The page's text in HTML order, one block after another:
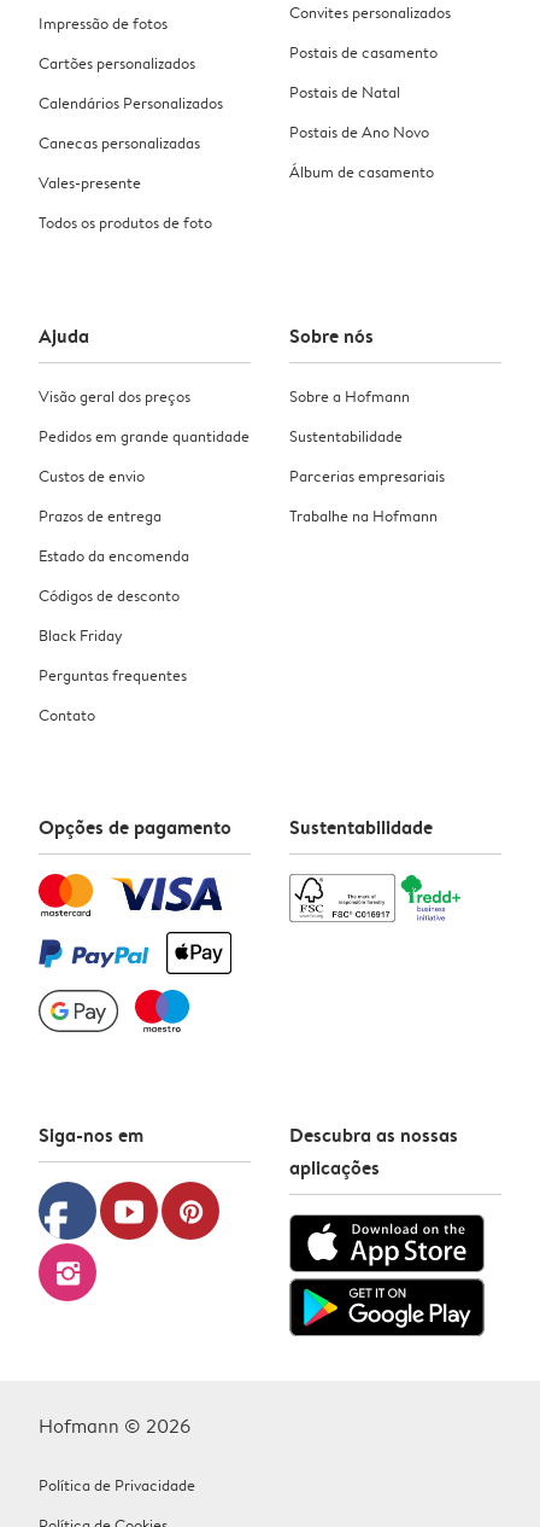
Impressão de fotos
Cartões personalizados
Calendários Personalizados
Canecas personalizadas
Vales-presente
Todos os produtos de foto
Convites personalizados
Postais de casamento
Postais de Natal
Postais de Ano Novo
Álbum de casamento
Ajuda
Visão geral dos preços
Pedidos em grande quantidade
Custos de envio
Prazos de entrega
Estado da encomenda
Códigos de desconto
Black Friday
Perguntas frequentes
Contato
Sobre nós
Sobre a Hofmann
Sustentabilidade
Parcerias empresariais
Trabalhe na Hofmann
Opções de pagamento Sustentabilidade
Siga-nos em
facebook youtube pinterest
instagram
Descubra as nossas
aplicações
Hofmann © 2026
Política de Privacidade